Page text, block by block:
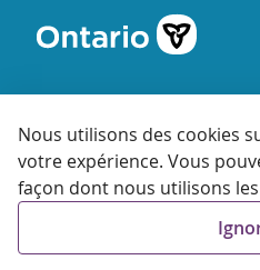
Nous utilisons des cookies
votre expérience. Vous
façon dont nous utilisons
© 2026 Agence ontarienne de
la santé
d'utilisation
FAQ